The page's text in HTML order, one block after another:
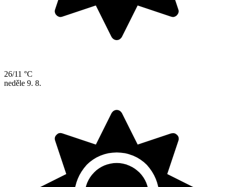
26/11 °C
neděle 9. 8.